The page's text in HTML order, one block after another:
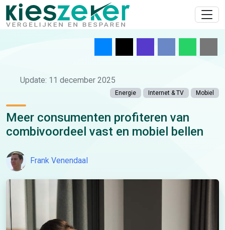
Update: 11 december 2025
Energie Internet & TV Mobiel
Meer consumenten profiteren van
combivoordeel vast en mobiel bellen
Frank Venendaal